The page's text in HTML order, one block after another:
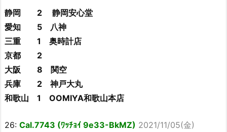
静岡 2 静岡安心堂
愛知 5 八神
三重 1 奥時計店
京都 2
大阪 8 関空
兵庫 2 神戸大丸
和歌山 1 OOMIYA和歌山本店
26: Cal.7743 (ﾜｯﾁｮｲ 9e33-BkMZ) 2021/11/05(金)